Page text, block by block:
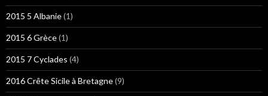
2015 5 Albanie(1)
2015 6 Grèce(1)
2015 7 Cyclades (4)
2016 Crête Sicile à Bretagne(9)